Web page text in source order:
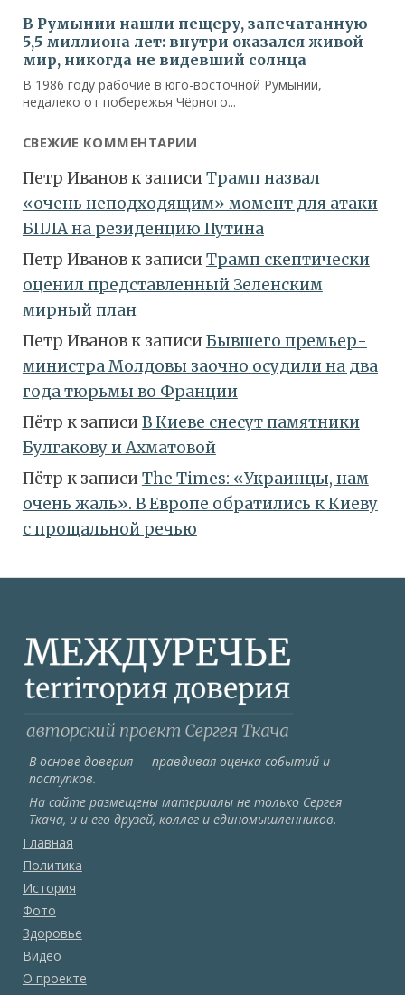
СВЕЖИЕ КОММЕНТАРИИ
Петр Ивановк записиТрамп назвал
«очень неподходящим» момент для атаки
БПЛА на резиденцию Путина
Петр Ивановк записиТрамп скептически
оценил представленный Зеленским
мирный план
Петр Ивановк записиБывшего премьер-
министра Молдовы заочно осудили на два
года тюрьмы во Франции
Пётр к записиВ Киеве снесут памятники
Булгакову и Ахматовой
Пётр к записиТhe Times: «Украинцы, нам
очень жаль». В Европе обратились к Киеву
с прощальной речью
В основе доверия — правдивая оценка событий и
поступков.
На сайте размещены материалы не только Сергея
Ткача, и и его друзей, коллег и единомышленников.
Главная
Политика
История
Фото
Здоровье
Видео
О проекте